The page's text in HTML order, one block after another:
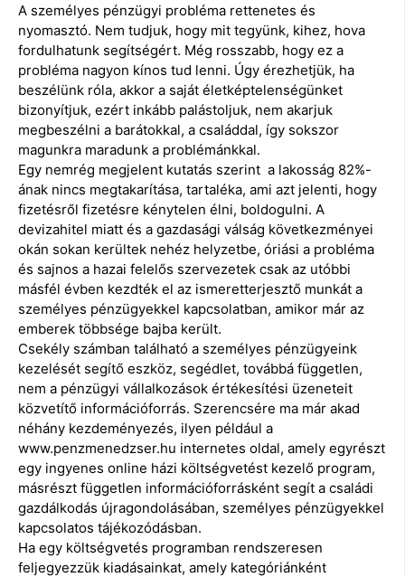
A személyes pénzügyi probléma rettenetes és
nyomasztó. Nem tudjuk, hogy mit tegyünk, kihez, hova
fordulhatunk segítségért. Még rosszabb, hogy ez a
probléma nagyon kínos tud lenni. Úgy érezhetjük, ha
beszélünk róla, akkor a saját életképtelenségünket
bizonyítjuk, ezért inkább palástoljuk, nem akarjuk
megbeszélni a barátokkal, a családdal, így sokszor
magunkra maradunk a problémánkkal.
Egy nemrég megjelent kutatás szerint a lakosság 82%-
ának nincs megtakarítása, tartaléka, ami azt jelenti, hogy
fizetésről fizetésre kénytelen élni, boldogulni. A
devizahitel miatt és a gazdasági válság következményei
okán sokan kerültek nehéz helyzetbe, óriási a probléma
és sajnos a hazai felelős szervezetek csak az utóbbi
másfél évben kezdték el az ismeretterjesztő munkát a
személyes pénzügyekkel kapcsolatban, amikor már az
emberek többsége bajba került.
Csekély számban található a személyes pénzügyeink
kezelését segítő eszköz, segédlet, továbbá független,
nem a pénzügyi vállalkozások értékesítési üzeneteit
közvetítő információforrás. Szerencsére ma már akad
néhány kezdeményezés, ilyen például a
www.penzmenedzser.hu internetes oldal, amely egyrészt
egy ingyenes online házi költségvetést kezelő program,
másrészt független információforrásként segít a családi
gazdálkodás újragondolásában, személyes pénzügyekkel
kapcsolatos tájékozódásban.
Ha egy költségvetés programban rendszeresen
feljegyezzük kiadásainkat, amely kategóriánként